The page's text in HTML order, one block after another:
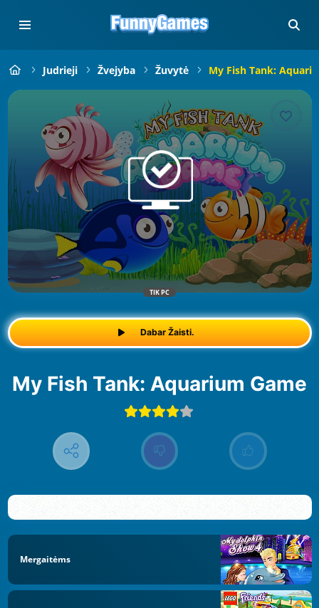
Judrieji Žvejyba Žuvytė My Fish Tank:
TIK PC
Dabar Žaisti.
My Fish Tank: Aquarium Game
Mergaitėms